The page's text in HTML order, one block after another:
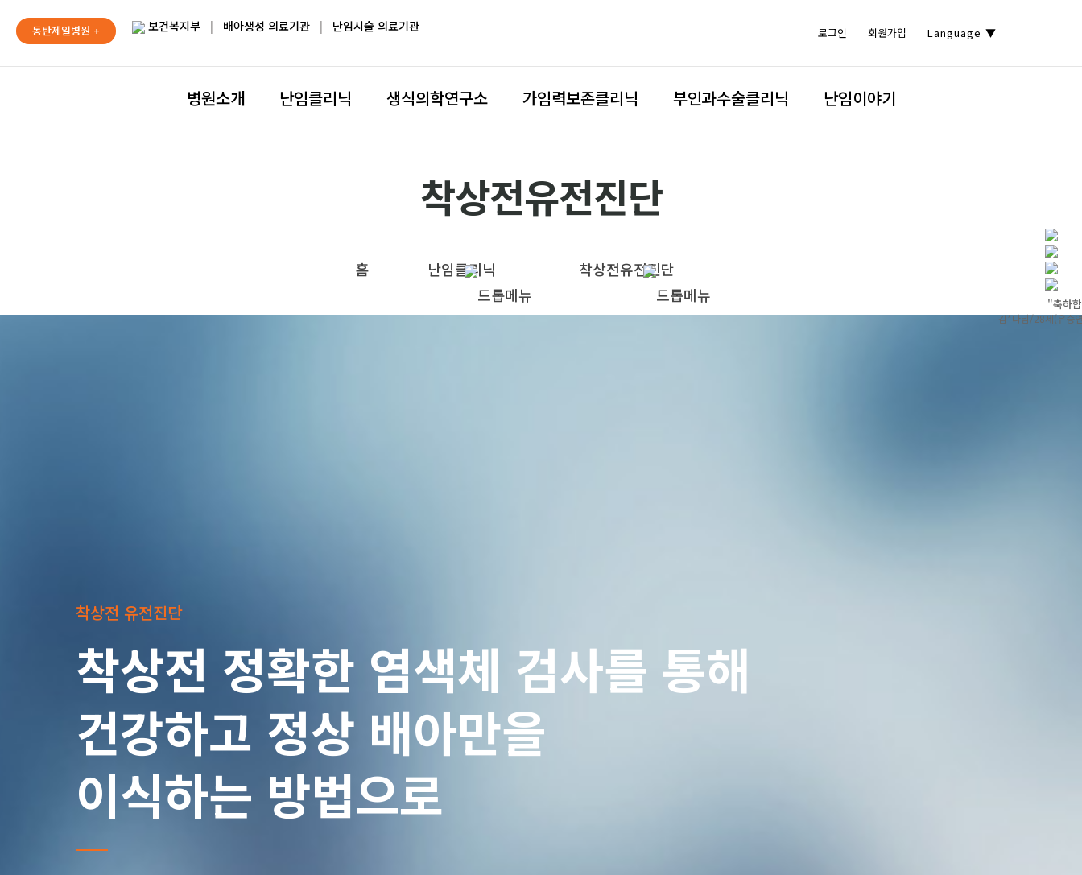
동탄제일병원 + 보건복지부 | 배아생성 의료기관 | 난임시술 의료기관 로그인 회원가입 Language ▼
병원소개 난임클리닉 생식의학연구소 가임력보존클리닉 부인과수술클리닉 난임이야기
착상전유전진단
홈 난임클리닉 착상전유전진단
착상전 유전진단
착상전 정확한 염색체 검사를 통해
건강하고 정상 배아만을
이식하는 방법으로
"축하
김*나님/28세(유승